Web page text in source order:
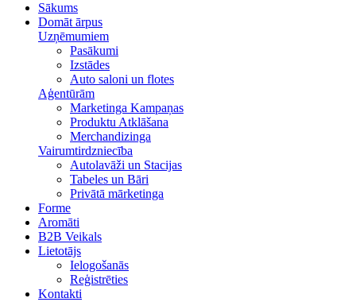
Sākums
Domāt ārpus
Uzņēmumiem
Pasākumi
Izstādes
Auto saloni un flotes
Aģentūrām
Marketinga Kampaņas
Produktu Atklāšana
Merchandizinga
Vairumtirdzniecība
Autolavāži un Stacijas
Tabeles un Bāri
Privātā mārketinga
Forme
Aromāti
B2B Veikals
Lietotājs
Ielogošanās
Reģistrēties
Kontakti